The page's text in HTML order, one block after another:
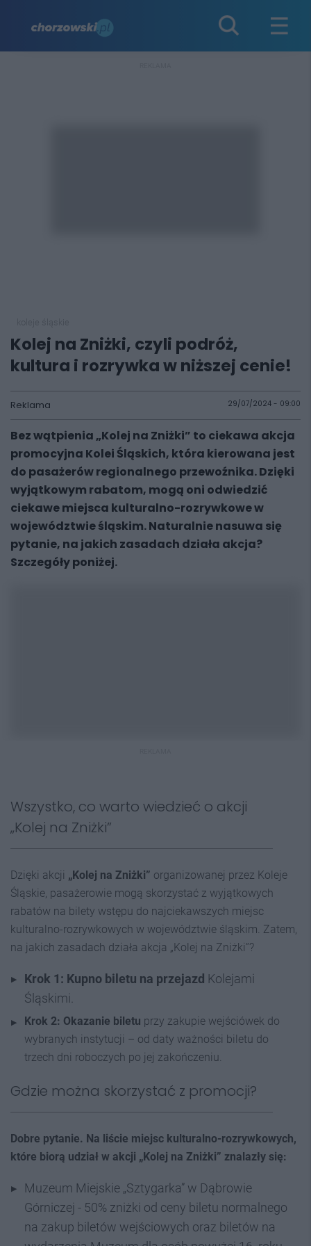
Kolej na Zniżki, czyli podróż,
kultura i rozrywka w niższej cenie!
Reklama 29/07/2024 - 09:00
Bez wątpienia „Kolej na Zniżki” to ciekawa akcja
promocyjna Kolei Śląskich, która kierowana jest
do pasażerów regionalnego przewoźnika. Dzięki
wyjątkowym rabatom, mogą oni odwiedzić
ciekawe miejsca kulturalno-rozrywkowe w
województwie śląskim. Naturalnie nasuwa się
pytanie, na jakich zasadach działa akcja?
Szczegóły poniżej.
Wszystko, co warto wiedzieć o akcji
„Kolej na Zniżki”
Dzięki akcji „Kolej na Zniżki” organizowanej przez Koleje
Śląskie, pasażerowie mogą skorzystać z wyjątkowych
rabatów na bilety wstępu do najciekawszych miejsc
kulturalno-rozrywkowych w województwie śląskim. Zatem,
na jakich zasadach działa akcja „Kolej na Zniżki”?
Krok 1: Kupno biletu na przejazd Kolejami
Śląskimi.
Krok 2: Okazanie biletu przy zakupie wejściówek do
wybranych instytucji – od daty ważności biletu do
trzech dni roboczych po jej zakończeniu.
Gdzie można skorzystać z promocji?
Dobre pytanie. Na liście miejsc kulturalno-rozrywkowych,
które biorą udział w akcji „Kolej na Zniżki” znalazły się:
Muzeum Miejskie „Sztygarka” w Dąbrowie
Górniczej - 50% zniżki od ceny biletu normalnego
na zakup biletów wejściowych oraz biletów na